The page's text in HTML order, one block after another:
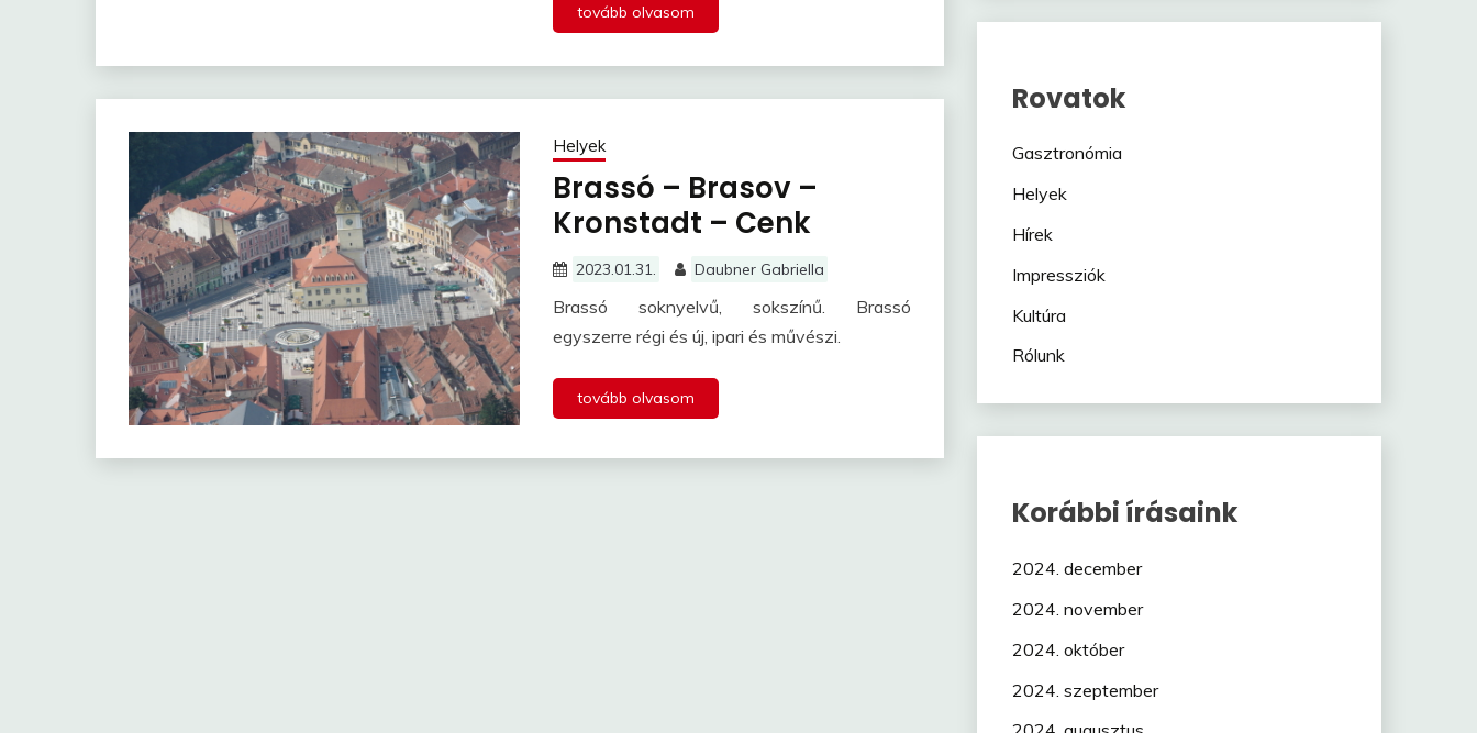
tovább olvasom
Helyek
Brassó – Brasov –
Kronstadt – Cenk
2023.01.31. Daubner Gabriella
Brassó soknyelvű, sokszínű. Brassó
egyszerre régi és új, ipari és művészi.
tovább olvasom
Rovatok
Gasztronómia
Helyek
Hírek
Impressziók
Kultúra
Rólunk
Korábbi írásaink
2024. december
2024. november
2024. október
2024. szeptember